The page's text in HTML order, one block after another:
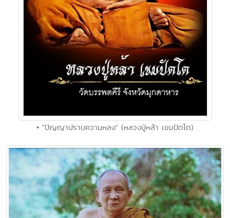
• "ปัญญาปราบความหลง" (หลวงปู่หล้า เขมปัตโต)